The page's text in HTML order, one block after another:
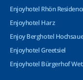
Enjoyhotel Rhön
Enjoyhotel Harz
Enjoy Berghotel
Enjoyhotel Greetsiel
Enjoyhotel Bürgerhof